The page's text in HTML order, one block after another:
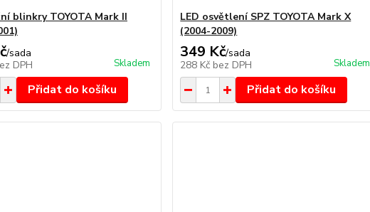
blinkry TOYOTA Mark II
/sada
DPH
Skladem
Přidat do košíku
LED osvětlení SPZ TOYOTA Mark X
(2004-2009)
349 Kč/sada
288 Kč bez DPH Skladem
Přidat do košíku